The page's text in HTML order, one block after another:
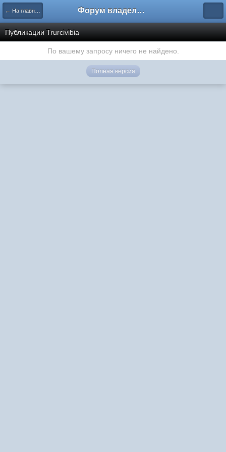
← На главную Форум владельцев интернет-магазинов
Публикации Trurcivibia
По вашему запросу ничего не найдено.
Полная версия